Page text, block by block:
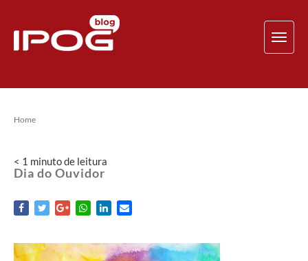
Home
< 1 minutode leitura
Dia do Ouvidor